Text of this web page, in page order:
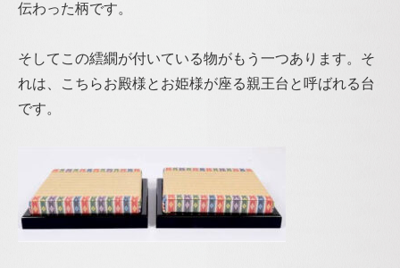
伝わった柄です。
そしてこの繧繝が付いている物がもう一つあります。そ
れは、こちらお殿様とお姫様が座る親王台と呼ばれる台
です。